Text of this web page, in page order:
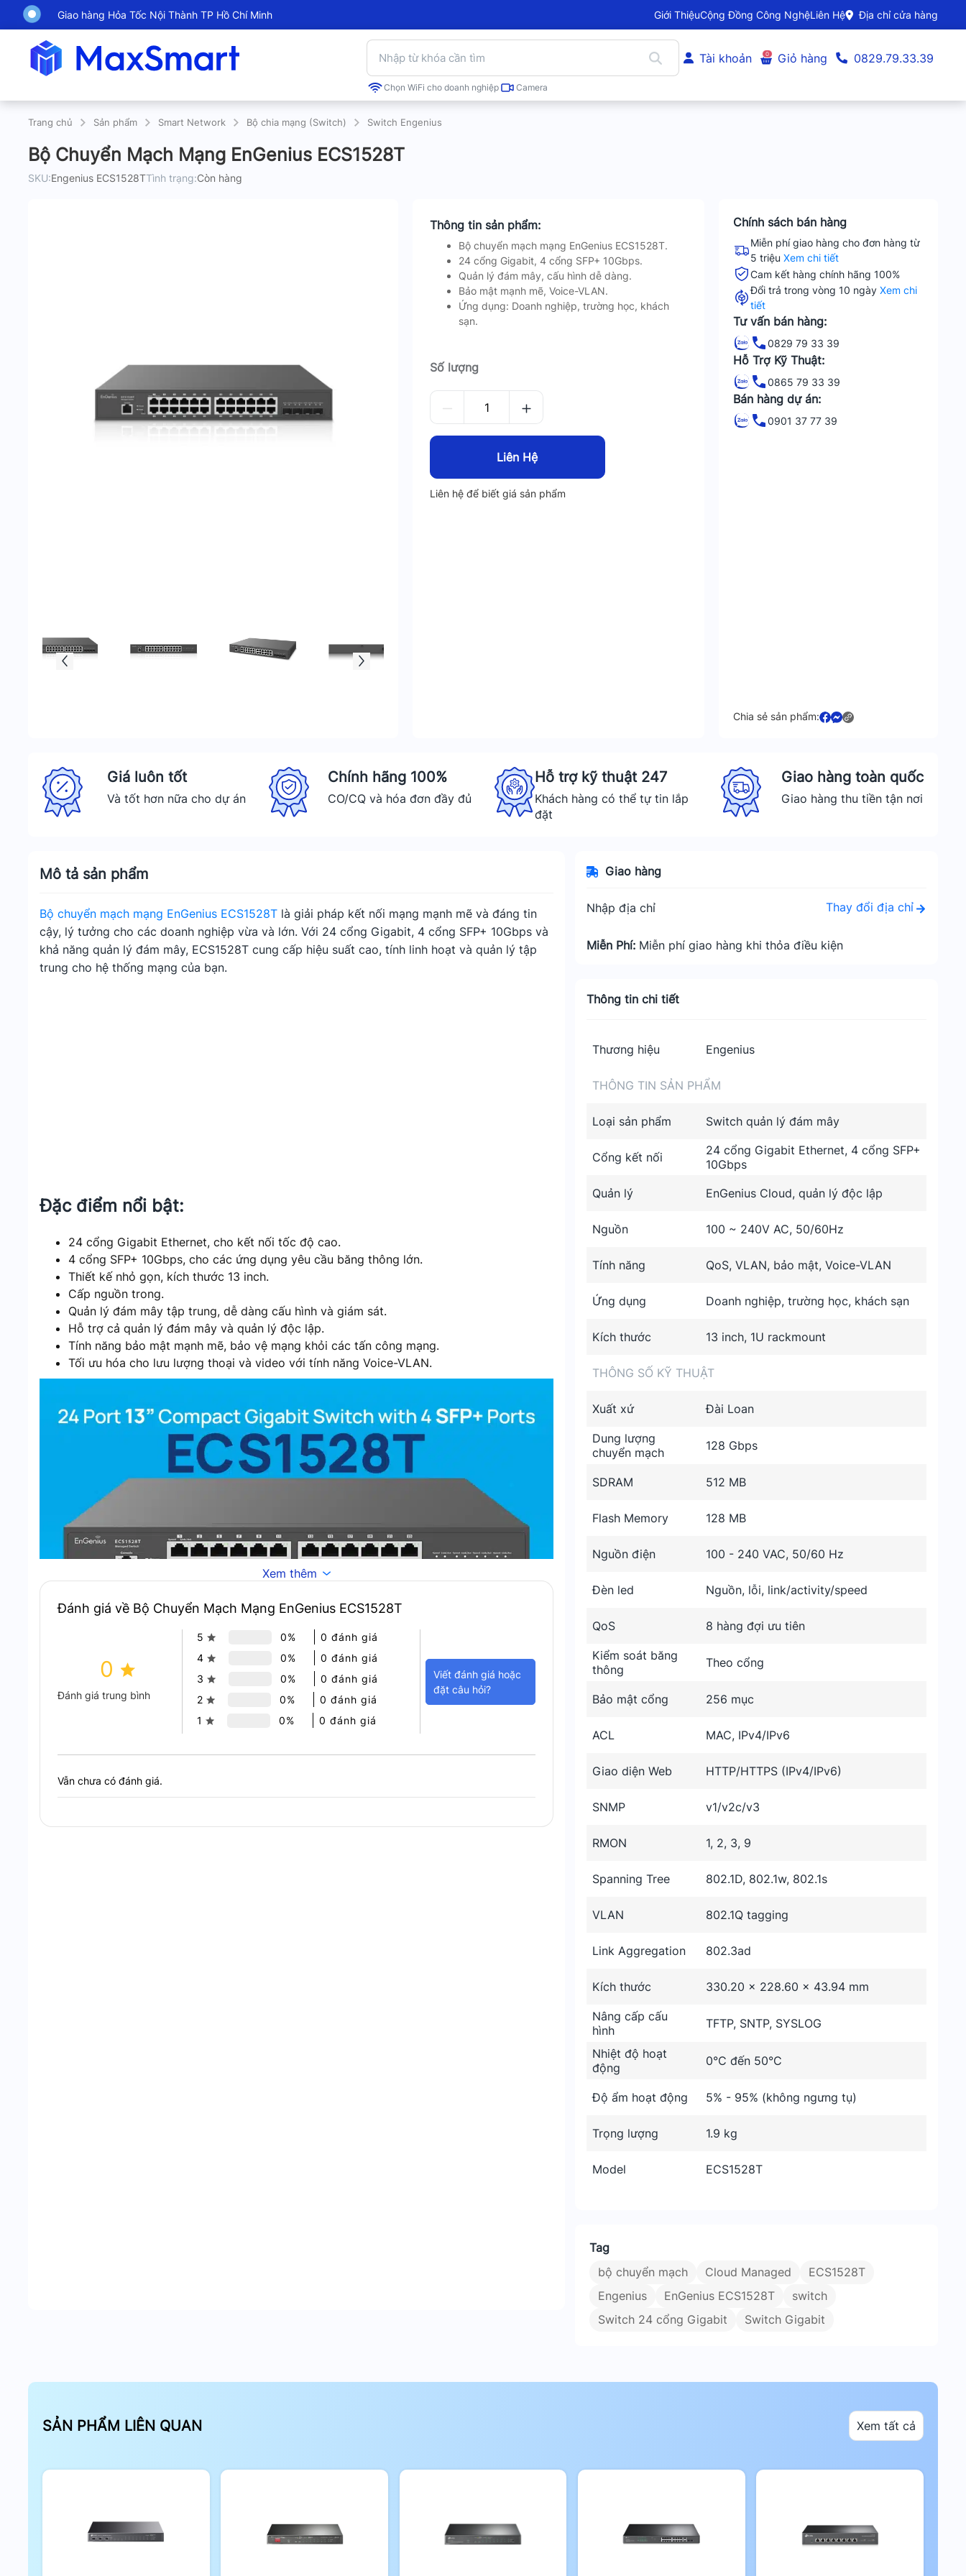
Giao hàng Hỏa Tốc Nội Thành TP Hồ Chí Minh Giới ThiệuCộng Đồng Công NghệLiên Hệ Địa chỉ cửa hàng
Chọn WiFi cho doanh nghiệp Camera
Tài khoản 0 Giỏ hàng 0829.79.33.39
Trang chủ Sản phẩm Smart Network Bộ chia mạng (Switch) Switch Engenius
Bộ Chuyển Mạch Mạng EnGenius ECS1528T
SKU:Engenius ECS1528TTình trạng:Còn hàng
Thông tin sản phẩm:
Bộ chuyển mạch mạng EnGenius ECS1528T.
24 cổng Gigabit, 4 cổng SFP+ 10Gbps.
Quản lý đám mây, cấu hình dễ dàng.
Bảo mật mạnh mẽ, Voice-VLAN.
Ứng dụng: Doanh nghiệp, trường học, khách
sạn.
Số lượng
Liên Hệ
Liên hệ để biết giá sản phẩm
Chính sách bán hàng
Miễn phí giao hàng cho đơn hàng từ
5 triệuXem chi tiết
Cam kết hàng chính hãng 100%
Đổi trả trong vòng 10 ngàyXem chi
tiết
Tư vấn bán hàng:
0829 79 33 39
Hỗ Trợ Kỹ Thuật:
0865 79 33 39
Bán hàng dự án:
0901 37 77 39
Chia sẻ sản phẩm:
Giá luôn tốt
Và tốt hơn nữa cho dự án
Chính hãng 100%
CO/CQ và hóa đơn đầy đủ
Hỗ trợ kỹ thuật 247
Khách hàng có thể tự tin lắp
đặt
Giao hàng toàn quốc
Giao hàng thu tiền tận nơi
Mô tả sản phẩm
Bộ chuyển mạch mạng EnGenius ECS1528T là giải pháp kết nối mạng mạnh mẽ và đáng tin
cậy, lý tưởng cho các doanh nghiệp vừa và lớn. Với 24 cổng Gigabit, 4 cổng SFP+ 10Gbps và
khả năng quản lý đám mây, ECS1528T cung cấp hiệu suất cao, tính linh hoạt và quản lý tập
trung cho hệ thống mạng của bạn.
Đặc điểm nổi bật:
24 cổng Gigabit Ethernet, cho kết nối tốc độ cao.
4 cổng SFP+ 10Gbps, cho các ứng dụng yêu cầu băng thông lớn.
Thiết kế nhỏ gọn, kích thước 13 inch.
Cấp nguồn trong.
Quản lý đám mây tập trung, dễ dàng cấu hình và giám sát.
Hỗ trợ cả quản lý đám mây và quản lý độc lập.
Tính năng bảo mật mạnh mẽ, bảo vệ mạng khỏi các tấn công mạng.
Tối ưu hóa cho lưu lượng thoại và video với tính năng Voice-VLAN.
Kết nối tốc độ cao: 24 cổng Gigabit Ethernet cung cấp kết nối tốc độ cao cho các thiết
Xem thêm
Đánh giá về Bộ Chuyển Mạch Mạng EnGenius ECS1528T
0
Đánh giá trung bình
5 0%
0 đánh giá
4
0%
0 đánh giá
3
0%
0 đánh giá
2
0%
0 đánh giá
1
0% 0 đánh giá
Viết đánh giá hoặc
đặt câu hỏi?
Vẫn chưa có đánh giá.
Giao hàng
Nhập địa chỉ Thay đổi địa chỉ
Miễn Phí: Miễn phí giao hàng khi thỏa điều kiện
Thông tin chi tiết
Thương hiệu Engenius
THÔNG TIN SẢN PHẨM
Loại sản phẩm Switch quản lý đám mây
Cổng kết nối
24 cổng Gigabit Ethernet, 4 cổng SFP+
10Gbps
Quản lý
EnGenius Cloud, quản lý độc lập
Nguồn 100 ~ 240V AC, 50/60Hz
Tính năng QoS, VLAN, bảo mật, Voice-VLAN
Ứng dụng Doanh nghiệp, trường học, khách sạn
Kích thước 13 inch, 1U rackmount
THÔNG SỐ KỸ THUẬT
Xuất xứ Đài Loan
Dung lượng
chuyển mạch
128 Gbps
SDRAM 512 MB
Flash Memory 128 MB
Nguồn điện 100 - 240 VAC, 50/60 Hz
Đèn led Nguồn, lỗi, link/activity/speed
QoS 8 hàng đợi ưu tiên
Kiểm soát băng
thông
Theo cổng
Bảo mật cổng 256 mục
ACL MAC, IPv4/IPv6
Giao diện Web HTTP/HTTPS (IPv4/IPv6)
SNMP v1/v2c/v3
RMON 1, 2, 3, 9
Spanning Tree 802.1D, 802.1w, 802.1s
VLAN 802.1Q tagging
Link Aggregation 802.3ad
Kích thước 330.20 x 228.60 x 43.94 mm
Nâng cấp cấu
hình
TFTP, SNTP, SYSLOG
Nhiệt độ hoạt
động
0°C đến 50°C
Độ ẩm hoạt động 5% - 95% (không ngưng tụ)
Trọng lượng 1.9 kg
Model ECS1528T
Tag
bộ chuyển mạch
Cloud Managed
ECS1528T
Engenius
EnGenius ECS1528T
switch
Switch 24 cổng Gigabit
Switch Gigabit
SẢN PHẨM LIÊN QUAN Xem tất cả